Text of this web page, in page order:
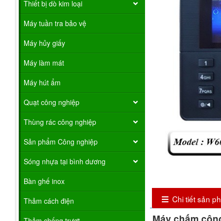
Chi tiết sản
Thiết bị dò kim loại
Máy tuần tra bảo vệ
Máy hủy giấy
Máy làm mát
Máy hút ẩm
Quạt công nghiệp
Thùng rác công nghiệp
Sản phẩm Công nghiệp
Sóng nhựa tại bình dương
Bàn ghế inox
Thảm cách điện